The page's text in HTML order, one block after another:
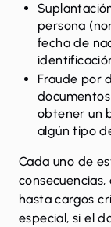
persona
fecha de
Fraude por
obtener un
algún tipo
Cada uno de
hasta cargos
especial, si el